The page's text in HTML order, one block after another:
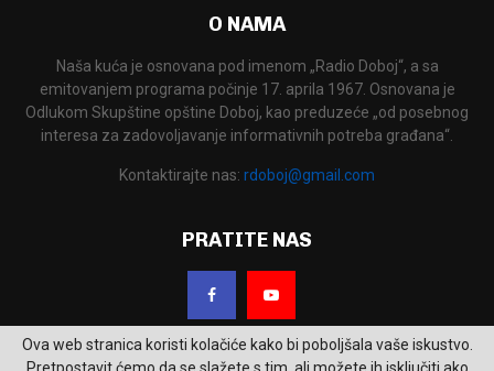
O NAMA
Naša kuća je osnovana pod imenom „Radio Doboj“, a sa
emitovanjem programa počinje 17. aprila 1967. Osnovana je
Odlukom Skupštine opštine Doboj, kao preduzeće „od posebnog
interesa za zadovoljavanje informativnih potreba građana“.
Kontaktirajte nas: rdoboj@gmail.com
PRATITE NAS
Ova web stranica koristi kolačiće kako bi poboljšala vaše iskustvo.